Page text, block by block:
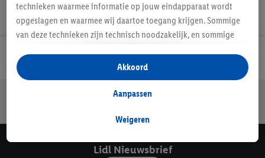
Lidl Nieuwsbrief
Jouw voordelen bij ons als Lidl webshop klant
Lidl Nieuwsbrief
technieken waarmee informatie op jouw eindapparaat wordt
opgeslagen en waarmee wij daartoe toegang krijgen. Sommige
van deze technieken zijn technisch noodzakelijk, en sommige
opslaan van voorkeursinstellingen, het verzamelen en
analyseren van statistieken of voor het tonen van
gepersonaliseerde reclame binnen en buiten de Lidl-diensten.
gegevens over jouw aankoopgedrag in de winkel ook voor de
Als je hier toestemming geeft aan ons voor het personaliseren
Weigeren
Aanpassen
Akkoord